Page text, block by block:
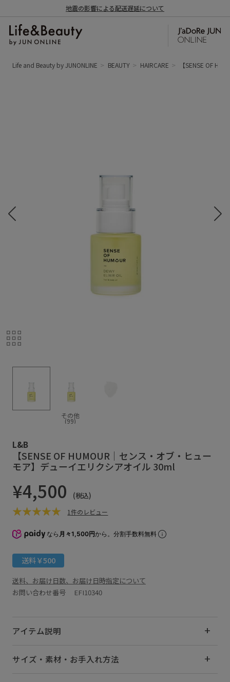
地震の影響による配送遅延について
Life and Beauty by JUNONLINE BEAUTY HAIRCARE 【SENSE OF
その他
(99)
L&B
【SENSE OF HUMOUR｜センス・オブ・ヒュー
モア】デューイエリクシアオイル 30ml
¥4,500 (税込)
1件のレビュー
なら 月々1,500円から。分割手数料無料
送料￥500
送料、お届け日数、お届け日時指定について
お問い合わせ番号 EFI10340
アイテム説明
サイズ・素材・お手入れ方法